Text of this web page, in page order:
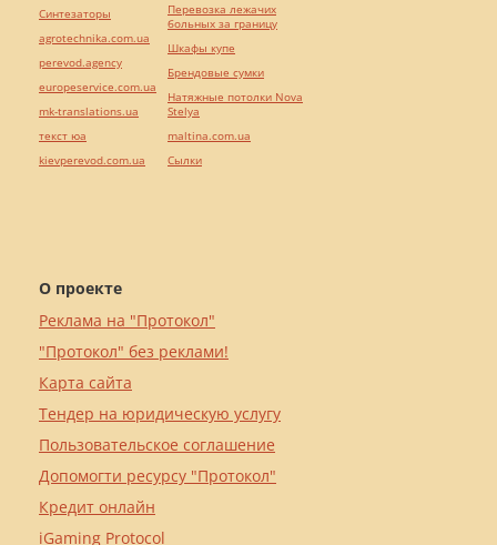
О проекте
Реклама на "Протокол"
"Протокол" без реклами!
Карта сайта
Тендер на юридическую услугу
Пользовательское соглашение
Допомогти ресурсу "Протокол"
Кредит онлайн
iGaming Protocol
Синтезаторы
agrotechnika.com.ua
perevod.agency
europeservice.com.ua
mk-translations.ua
текст юа
kievperevod.com.ua
Перевозка лежачих
больных за границу
Шкафы купе
Брендовые сумки
Натяжные потолки Nova
Stelya
maltina.com.ua
Cылки